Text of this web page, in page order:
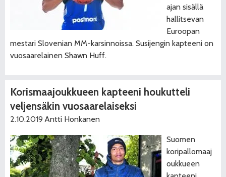
ajan sisällä
hallitsevan
Euroopan
mestari Slovenian MM-karsinnoissa. Susijengin kapteeni on
vuosaarelainen Shawn Huff.
Korismaajoukkueen kapteeni houkutteli
veljensäkin vuosaarelaiseksi
2.10.2019 Antti Honkanen
Suomen
koripallomaaj
oukkueen